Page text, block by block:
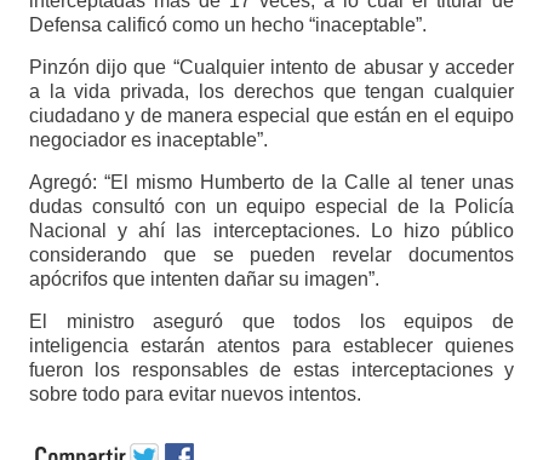
Defensa calificó como un hecho “inaceptable”.
Pinzón dijo que “Cualquier intento de abusar y acceder
a la vida privada, los derechos que tengan cualquier
ciudadano y de manera especial que están en el equipo
negociador es inaceptable”.
Agregó: “El mismo Humberto de la Calle al tener unas
dudas consultó con un equipo especial de la Policía
Nacional y ahí las interceptaciones. Lo hizo público
considerando que se pueden revelar documentos
apócrifos que intenten dañar su imagen”.
El ministro aseguró que todos los equipos de
inteligencia estarán atentos para establecer quienes
fueron los responsables de estas interceptaciones y
sobre todo para evitar nuevos intentos.